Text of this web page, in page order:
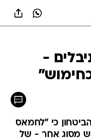
-
כי "לחמאס
מסוג אחר - של